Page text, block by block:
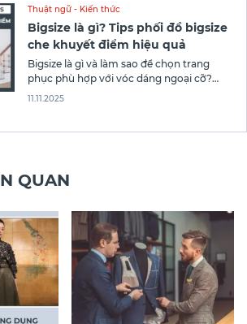
CANIFA khám phá những thiết
Thuật ngữ - Kiến thức
Bigsize là gì? Tips phối đồ bigsize
che khuyết điểm hiệu quả
Bigsize là gì và làm sao để chọn trang
phục phù hợp với vóc dáng ngoại cỡ?
Trong bài viết này, hãy cùng Thương hiệu
11.11.2025
QUAN